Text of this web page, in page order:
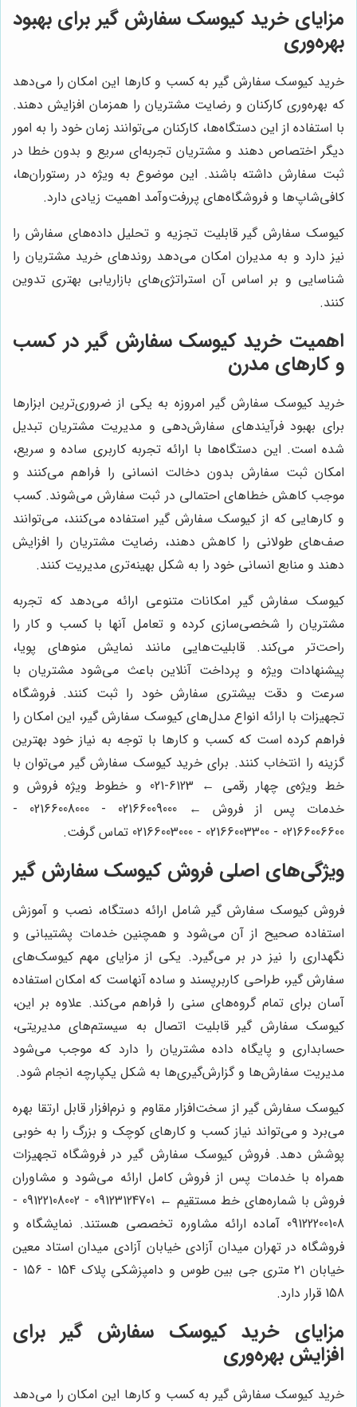
مزایای خرید کیوسک سفارش گیر برای بهبود
بهره‌وری
خرید کیوسک سفارش گیر به کسب و کارها این امکان را می‌دهد
که بهره‌وری کارکنان و رضایت مشتریان را همزمان افزایش دهند.
با استفاده از این دستگاه‌ها، کارکنان می‌توانند زمان خود را به امور
دیگر اختصاص دهند و مشتریان تجربه‌ای سریع و بدون خطا در
ثبت سفارش داشته باشند. این موضوع به ویژه در رستوران‌ها،
کافی‌شاپ‌ها و فروشگاه‌های پررفت‌وآمد اهمیت زیادی دارد.
کیوسک سفارش گیر قابلیت تجزیه و تحلیل داده‌های سفارش را
نیز دارد و به مدیران امکان می‌دهد روندهای خرید مشتریان را
شناسایی و بر اساس آن استراتژی‌های بازاریابی بهتری تدوین
کنند.
اهمیت خرید کیوسک سفارش گیر در کسب
و کارهای مدرن
خرید کیوسک سفارش گیر امروزه به یکی از ضروری‌ترین ابزارها
برای بهبود فرآیندهای سفارش‌دهی و مدیریت مشتریان تبدیل
شده است. این دستگاه‌ها با ارائه تجربه کاربری ساده و سریع،
امکان ثبت سفارش بدون دخالت انسانی را فراهم می‌کنند و
موجب کاهش خطاهای احتمالی در ثبت سفارش می‌شوند. کسب
و کارهایی که از کیوسک سفارش گیر استفاده می‌کنند، می‌توانند
صف‌های طولانی را کاهش دهند، رضایت مشتریان را افزایش
دهند و منابع انسانی خود را به شکل بهینه‌تری مدیریت کنند.
کیوسک سفارش گیر امکانات متنوعی ارائه می‌دهد که تجربه
مشتریان را شخصی‌سازی کرده و تعامل آنها با کسب و کار را
راحت‌تر می‌کند. قابلیت‌هایی مانند نمایش منوهای پویا،
پیشنهادات ویژه و پرداخت آنلاین باعث می‌شود مشتریان با
سرعت و دقت بیشتری سفارش خود را ثبت کنند. فروشگاه
تجهیزات با ارائه انواع مدل‌های کیوسک سفارش گیر، این امکان را
فراهم کرده است که کسب و کارها با توجه به نیاز خود بهترین
گزینه را انتخاب کنند. برای خرید کیوسک سفارش گیر می‌توان با
خط ویژه‌ی چهار رقمی ← 6123-021 و خطوط ویژه فروش و
خدمات پس از فروش ← 02166009000 - 02166008000 -
02166006600 - 02166003300 - 02166003000 تماس گرفت.
ویژگی‌های اصلی فروش کیوسک سفارش گیر
فروش کیوسک سفارش گیر شامل ارائه دستگاه، نصب و آموزش
استفاده صحیح از آن می‌شود و همچنین خدمات پشتیبانی و
نگهداری را نیز در بر می‌گیرد. یکی از مزایای مهم کیوسک‌های
سفارش گیر، طراحی کاربرپسند و ساده آنهاست که امکان استفاده
آسان برای تمام گروه‌های سنی را فراهم می‌کند. علاوه بر این،
کیوسک سفارش گیر قابلیت اتصال به سیستم‌های مدیریتی،
حسابداری و پایگاه داده مشتریان را دارد که موجب می‌شود
مدیریت سفارش‌ها و گزارش‌گیری‌ها به شکل یکپارچه انجام شود.
کیوسک سفارش گیر از سخت‌افزار مقاوم و نرم‌افزار قابل ارتقا بهره
می‌برد و می‌تواند نیاز کسب و کارهای کوچک و بزرگ را به خوبی
پوشش دهد. فروش کیوسک سفارش گیر در فروشگاه تجهیزات
همراه با خدمات پس از فروش کامل ارائه می‌شود و مشاوران
فروش با شماره‌های خط مستقیم ← 09123124701 - 09122108002 -
09122200108 آماده ارائه مشاوره تخصصی هستند. نمایشگاه و
فروشگاه در تهران میدان آزادی خیابان آزادی میدان استاد معین
خیابان ۲۱ متری جی بین طوس و دامپزشکی پلاک 154 - 156 -
158 قرار دارد.
مزایای خرید کیوسک سفارش گیر برای
افزایش بهره‌وری
خرید کیوسک سفارش گیر به کسب و کارها این امکان را می‌دهد